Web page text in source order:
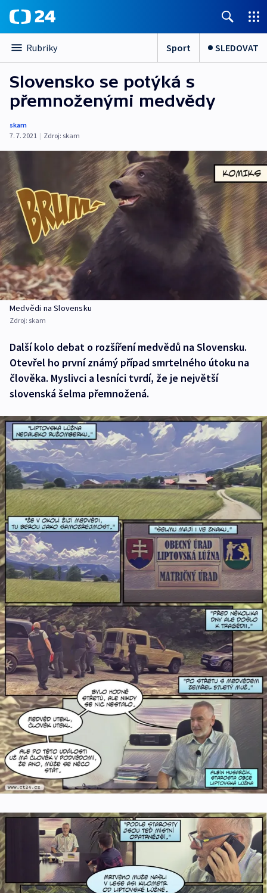
Rubriky Sport SLEDOVAT
Slovensko se potýká s
přemnoženými medvědy
skam
7. 7. 2021 | Zdroj: skam
Medvědi na Slovensku
Zdroj: skam
Další kolo debat o rozšíření medvědů na Slovensku.
Otevřel ho první známý případ smrtelného útoku na
člověka. Myslivci a lesníci tvrdí, že je největší
slovenská šelma přemnožená.